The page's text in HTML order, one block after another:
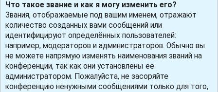
Что такое звание и как я могу изменить его?
Звания, отображаемые под вашим именем, отражают
количество созданных вами сообщений или
идентифицируют определённых пользователей:
например, модераторов и администраторов. Обычно вы
не можете напрямую изменять наименования званий на
конференции, так как они установлены её
администратором. Пожалуйста, не засоряйте
конференцию ненужными сообщениями только для того,